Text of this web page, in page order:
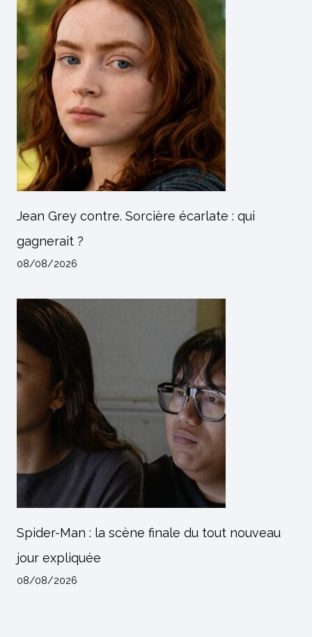
Jean Grey contre. Sorcière écarlate : qui
gagnerait ?
08/08/2026
Spider-Man : la scène finale du tout nouveau
jour expliquée
08/08/2026